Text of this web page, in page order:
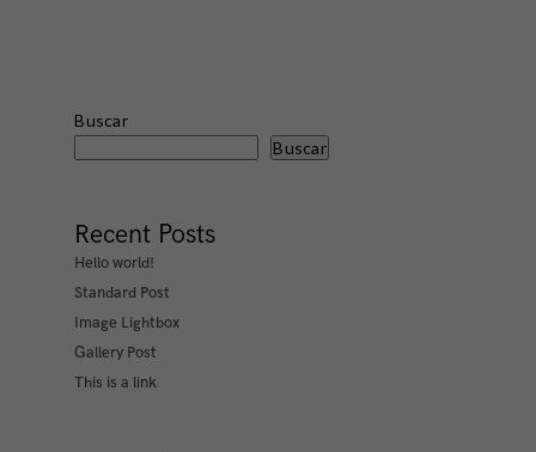
Buscar
Buscar
Recent Posts
Hello world!
Standard Post
Image Lightbox
Gallery Post
This is a link